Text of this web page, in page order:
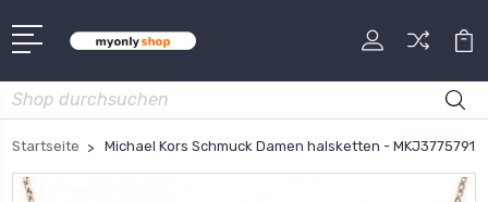
Suche
Startseite Michael Kors Schmuck Damen halsketten - MKJ3775791